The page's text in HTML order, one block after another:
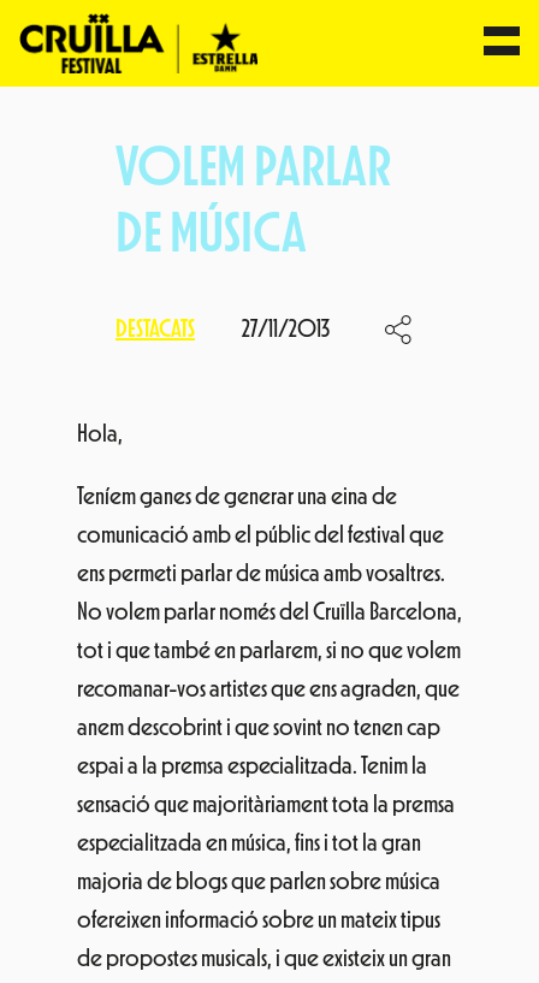
VOLEM PARLAR
DE MÚSICA
DESTACATS 27/11/2013
Hola,
Teníem ganes de generar una eina de
comunicació amb el públic del festival que
ens permeti parlar de música amb vosaltres.
No volem parlar només del Cruïlla Barcelona,
tot i que també en parlarem, si no que volem
recomanar-vos artistes que ens agraden, que
anem descobrint i que sovint no tenen cap
espai a la premsa especialitzada. Tenim la
sensació que majoritàriament tota la premsa
especialitzada en música, fins i tot la gran
majoria de blogs que parlen sobre música
ofereixen informació sobre un mateix tipus
de propostes musicals, i que existeix un gran